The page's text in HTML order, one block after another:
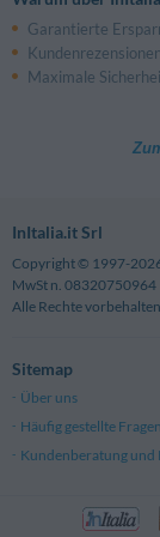
Garantierte
Kundenrezensionen
Maximale
InItalia.it Srl
Copyright © 1997-
MwSt n. 08320750964
Alle Rechte vorbehalten
Sitemap
Über uns
Häufig gestellte Fragen
Kundenberatung und